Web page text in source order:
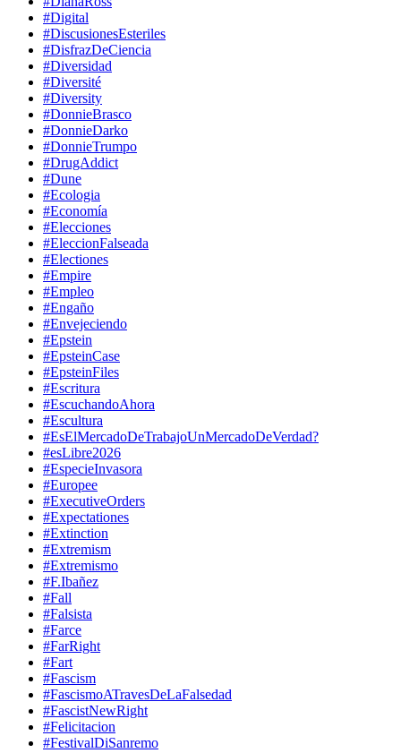
#Digital
#DiscusionesEsteriles
#DisfrazDeCiencia
#Diversidad
#Diversité
#Diversity
#DonnieBrasco
#DonnieDarko
#DonnieTrumpo
#DrugAddict
#Dune
#Ecologia
#Economía
#Elecciones
#EleccionFalseada
#Electiones
#Empire
#Empleo
#Engaño
#Envejeciendo
#Epstein
#EpsteinCase
#EpsteinFiles
#Escritura
#EscuchandoAhora
#Escultura
#EsElMercadoDeTrabajoUnMercadoDeVerdad?
#esLibre2026
#EspecieInvasora
#Europee
#ExecutiveOrders
#Expectationes
#Extinction
#Extremism
#Extremismo
#F.Ibañez
#Fall
#Falsista
#Farce
#FarRight
#Fart
#Fascism
#FascismoATravesDeLaFalsedad
#FascistNewRight
#Felicitacion
#FestivalDiSanremo